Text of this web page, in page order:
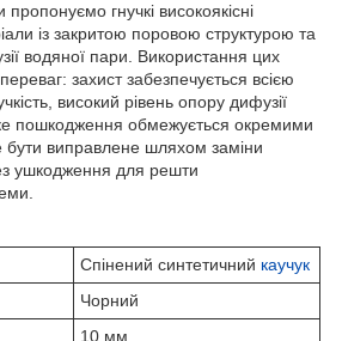
гнучкі високоякісні
із закритою поровою структурою та
водяної пари. Використання цих
захист забезпечується всією
високий рівень опору дифузії
пошкодження обмежується окремими
бути виправлене шляхом заміни
ушкодження для решти
Спінений синтетичний каучук
Чорний
10 мм